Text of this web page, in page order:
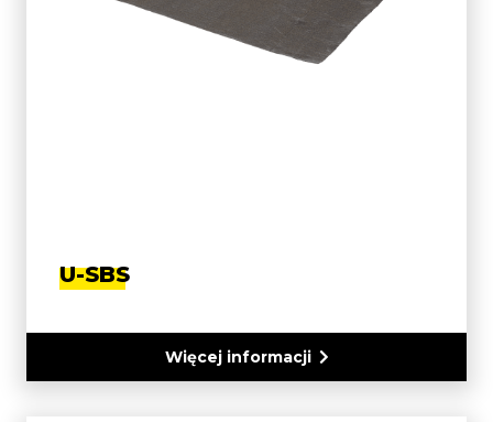
U-SBS
Więcej informacji